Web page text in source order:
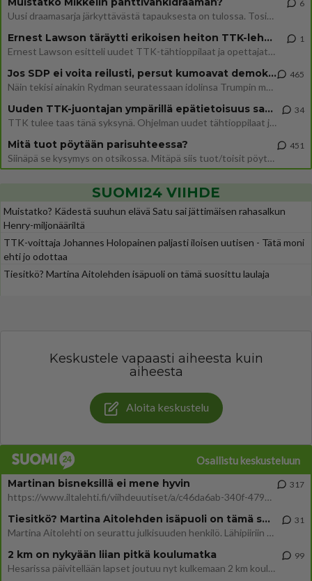
Uusi draamasarja järkyttävästä tapauksesta on tulossa. Tositapahtumiin perustuva sarja ammentaa vuoden 1986 Mikkelin pan
6
Ernest Lawson täräytti erikoisen heiton TTK-lehdistötilaisuudessa: " Onko tässä tarkoituksena...?"
Ernest Lawson esitteli uudet TTK-tähtioppilaat ja opettajat torstaina 6.8. lehdistölle. Tulevalla kaudella on yksi hausk
1
Jos SDP ei voita reilusti, persut kumoavat demokratian Suomesta
Näin tekisi ainakin Rydman seuratessaan idolinsa Trumpin mallia https://www.is.fi/politiikka/art-2000012187244.html
465
Uuden TTK-juontajan ympärillä epätietoisuus sakenee - Nyt MTV hämmentää soppaa
TTK tulee taas tänä syksynä. Ohjelman uudet tähtioppilaat julkistetaan torstaina 6. elokuuta klo 14 alkavassa lehdistö
34
Mitä tuot pöytään parisuhteessa?
Siinäpä se kysymys on otsikossa. Mitäpä siis tuot/toisit pöytään parisuhteessa? Oletko mies vai nainen? Koetko sen mitä
451
SUOMI24 VIIHDE
Muistatko? Kädestä suuhun elävä Satu sai jättimäisen rahasalkun
Henry-miljonääriltä
TTK-voittaja Johannes Holopainen paljasti iloisen uutisen - Tätä moni
ehti jo odottaa
Tiesitkö? Martina Aitolehden isäpuoli on tämä suosittu laulaja
Keskustele vapaasti aiheesta kuin
aiheesta
Aloita keskustelu
Osallistu keskusteluun
Martinan bisneksillä ei mene hyvin
https://www.iltalehti.fi/viihdeuutiset/a/c46da6ab-340f-4790-aaa7-0865eed2336 Yrityksen konkurssihakemus on tullut kärä
317
Tiesitkö? Martina Aitolehden isäpuoli on tämä suosittu laulaja
Martina Aitolehti on seurattu julkisuuden henkilö. Lähipiiriin mahtuu muitakin tunnettuja henkilöitä. Tiesitkö, että Ma
31
2 km on nykyään liian pitkä koulumatka
Hesarissa päivitellään lapset joutuu nyt kulkemaan 2 km kouluun jösses. Ruostefillarilla tuo matka menee vaikka miten äk
99